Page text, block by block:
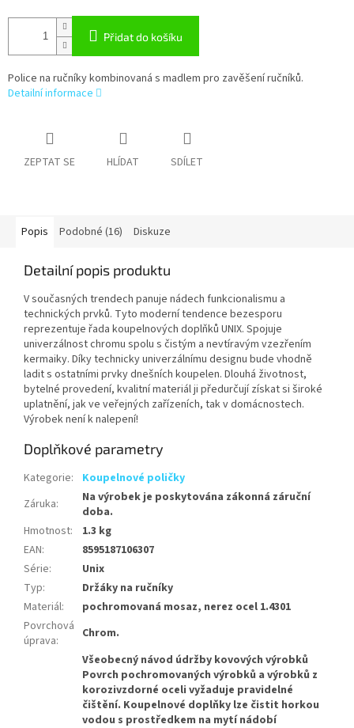
Přidat do košíku
Police na ručníky kombinovaná s madlem pro zavěšení ručníků.
Detailní informace
ZEPTAT SE HLÍDAT SDÍLET
Popis Podobné (16) Diskuze
Detailní popis produktu
V současných trendech panuje nádech funkcionalismu a
technických prvků. Tyto moderní tendence bezesporu
reprezentuje řada koupelnových doplňků UNIX. Spojuje
univerzálnost chromu spolu s čistým a nevtíravým vzezřením
kermaiky. Díky technicky univerzálnímu designu bude vhodně
ladit s ostatními prvky dnešních koupelen. Dlouhá životnost,
bytelné provedení, kvalitní materiál ji předurčují získat si široké
uplatnění, jak ve veřejných zařízeních, tak v domácnostech.
Výrobek není k nalepení!
Doplňkové parametry
Kategorie:
Koupelnové poličky
Záruka:
Na výrobek je poskytována zákonná záruční
doba.
Hmotnost:
1.3 kg
EAN:
8595187106307
Série:
Unix
Typ:
Držáky na ručníky
Materiál:
pochromovaná mosaz, nerez ocel 1.4301
Povrchová
úprava:
Chrom.
Všeobecný návod údržby kovových výrobků
Povrch pochromovaných výrobků a výrobků z
korozivzdorné oceli vyžaduje pravidelné
čištění. Koupelnové doplňky lze čistit horkou
vodou s prostředkem na mytí nádobí